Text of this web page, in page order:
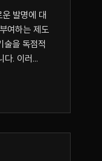
발명에 대
여하는 제도
술을 독점적
다. 이러...